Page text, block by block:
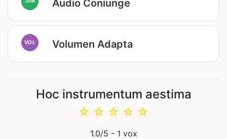
JOIN Audio Coniunge
VOL Volumen Adapta
Hoc instrumentum aestima
☆
☆
☆
☆
☆
1.0/5 - 1 vox